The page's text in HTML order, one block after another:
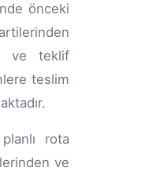
önceki
ve teklif
teslim
rota
ve